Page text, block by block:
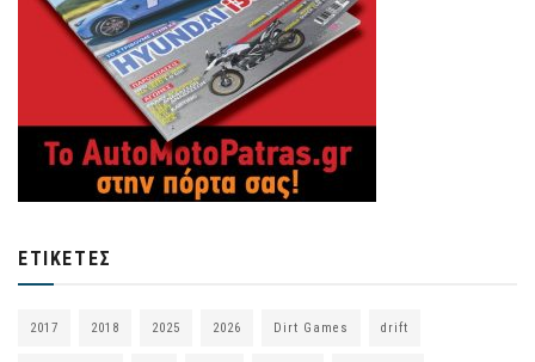
ΕΤΙΚΈΤΕΣ
2017 2018 2025 2026 Dirt Games drift